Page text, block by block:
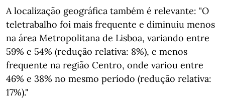
A localização geográfica também é relevante: "O
teletrabalho foi mais frequente e diminuiu menos
na área Metropolitana de Lisboa, variando entre
59% e 54% (redução relativa: 8%), e menos
frequente na região Centro, onde variou entre
46% e 38% no mesmo período (redução relativa:
17%)."